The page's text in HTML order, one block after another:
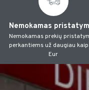
Nemokamas
Nemokamas prekių
perkantiems už daugiau
Eur